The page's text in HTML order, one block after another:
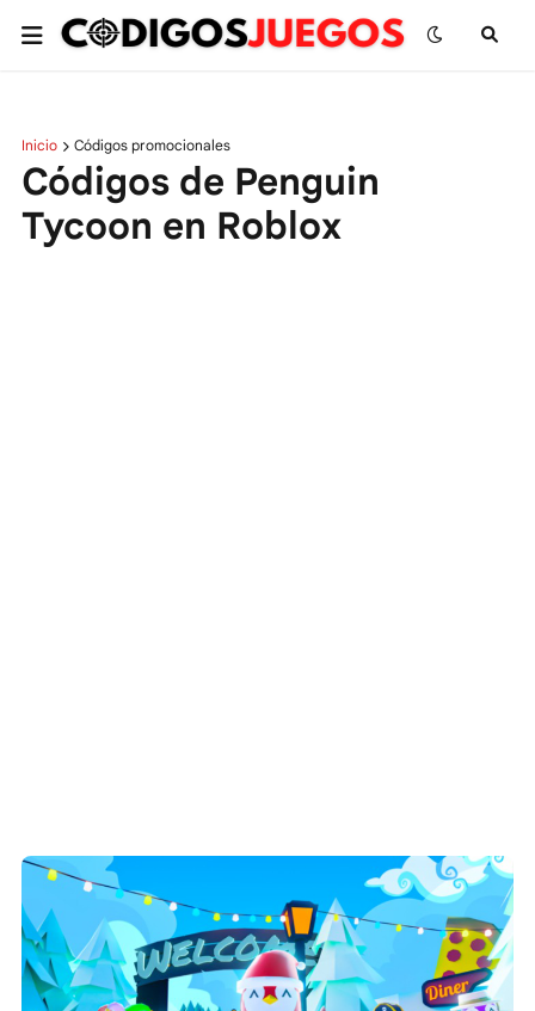
Inicio Códigos promocionales
Códigos de Penguin
Tycoon en Roblox